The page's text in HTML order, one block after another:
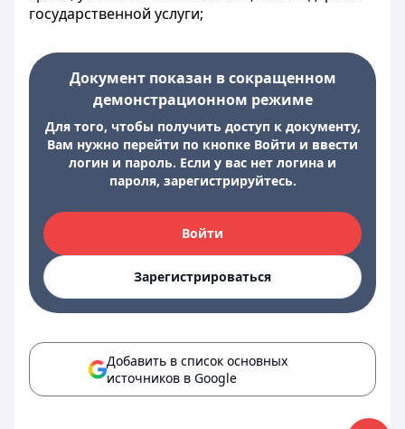
государственной услуги;
Документ показан в сокращенном
демонстрационном режиме
Для того, чтобы получить доступ к документу,
Вам нужно перейти по кнопке Войти и ввести
логин и пароль. Если у вас нет логина и
пароля, зарегистрируйтесь.
Войти
Зарегистрироваться
Добавить в список основных
источников в Google